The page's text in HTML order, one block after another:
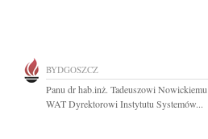
BYDGOSZCZ
Panu dr hab.inż. Tadeuszowi
WAT Dyrektorowi Instytutu Systemów...